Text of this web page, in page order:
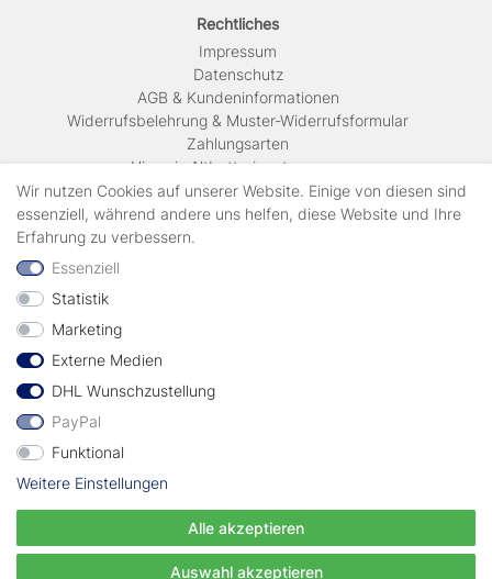
Rechtliches
Impressum
Daten­schutz
AGB & Kundeninformationen
Widerrufsbelehrung & Muster-Widerrufsformular
Zahlungsarten
Hinweis Altbatterieentsorgung
Versandkosten & Lieferinformationen
Zahlungsarten
geprüft durch
Vertrag widerrufen
© Copyright EWT 2024 | Alle Rechte vorbehalten.
Wir nutzen Cookies auf unserer Website. Einige von diesen sind
essenziell, während andere uns helfen, diese Website und Ihre
Erfahrung zu verbessern.
Essenziell
Statistik
Marketing
Externe Medien
DHL Wunschzustellung
PayPal
Funktional
Weitere Einstellungen
Alle akzeptieren
Auswahl akzeptieren